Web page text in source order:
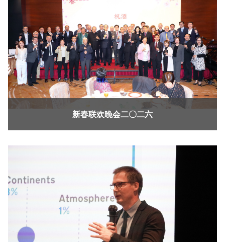
新春联欢晚会二〇二六